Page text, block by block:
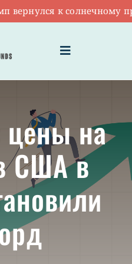
к солнечному
Toggle
Navigation
цены на
США в